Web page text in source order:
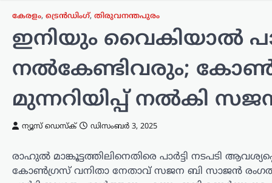
കേരളം, ട്രെൻഡിംഗ്, തിരുവനന്തപുരം
ഇനിയും വൈകിയാല്‍
നല്‍കേണ്ടിവരും;
മുന്നറിയിപ്പ് നല്‍കി
ന്യൂസ് ഡെസ്ക് ഡിസംബർ 3, 2025
രാഹുല്‍ മാങ്കൂട്ടത്തിലിനെതിരെ പാർട്ടി നടപടി
കോൺഗ്രസ് വനിതാ നേതാവ് സജന ബി സാജൻ രംഗത്ത് .
ഉക്രെയ്നിലെ സൈനിക
ലക്ഷ്യങ്ങൾ
നിരപ്പാക്കാൻ FAB
ഗ്ലൈഡ് ബോംബ്
ആക്രമണം; ദൃശ്യങ്ങൾ
പുറത്തുവിട്ട് റഷ്യ
ന്യൂസ് ഡെസ്ക്
ഉക്രെയ്ന്‍ യുദ്ധത്തിനിടെ മുൻനിര
ലക്ഷ്യങ്ങൾക്കെതിരെ FAB ഗ്ലൈഡ്
ബോംബുകൾ ഉപയോഗിച്ച് നടത്തിയ
ആക്രമണങ്ങളുടെ ദൃശ്യങ്ങൾ റഷ്യൻ